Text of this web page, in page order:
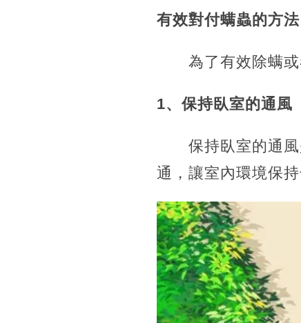
有效對付螨蟲的方法
為了有效除螨或
1、保持臥室的通風
保持臥室的通風
通，讓室內環境保